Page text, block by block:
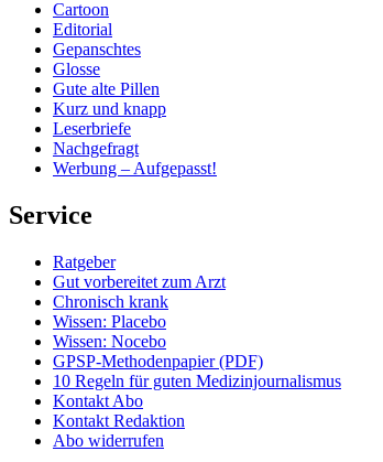
Cartoon
Editorial
Gepanschtes
Glosse
Gute alte Pillen
Kurz und knapp
Leserbriefe
Nachgefragt
Werbung – Aufgepasst!
Service
Ratgeber
Gut vorbereitet zum Arzt
Chronisch krank
Wissen: Placebo
Wissen: Nocebo
GPSP-Methodenpapier (PDF)
10 Regeln für guten Medizinjournalismus
Kontakt Abo
Kontakt Redaktion
Abo widerrufen